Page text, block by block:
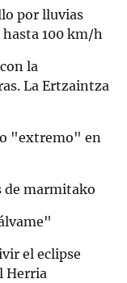
por lluvias
100 km/h
la
La Ertzaintza
"extremo" en
de marmitako
el eclipse
Herria